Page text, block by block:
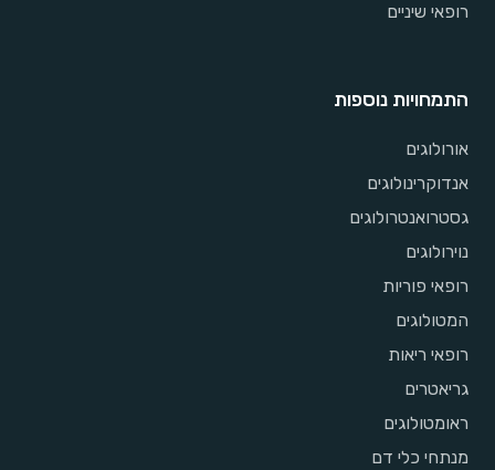
רופאי שיניים
התמחויות נוספות
אורולוגים
אנדוקרינולוגים
גסטרואנטרולוגים
נוירולוגים
רופאי פוריות
המטולוגים
רופאי ריאות
גריאטרים
ראומטולוגים
מנתחי כלי דם